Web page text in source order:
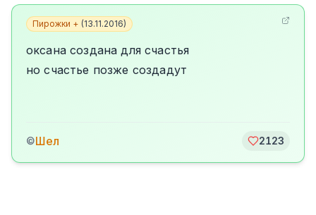
Пирожки + (13.11.2016)
оксана создана для счастья
но счастье позже создадут
©Шел 2123